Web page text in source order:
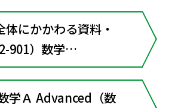
体にかかわる資料・
901）数学
学Ａ Advanced（数